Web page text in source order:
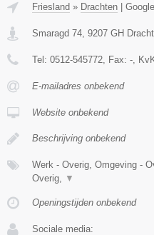
Friesland » Drachten
Smaragd 74 9207 GH
Tel: 0512-545772 , Fax: - ,
E-mailadres onbekend
Website onbekend
Beschrijving onbekend
Werk - Overig, Omgeving -
Overig,
▼
Openingstijden onbekend
Sociale media: